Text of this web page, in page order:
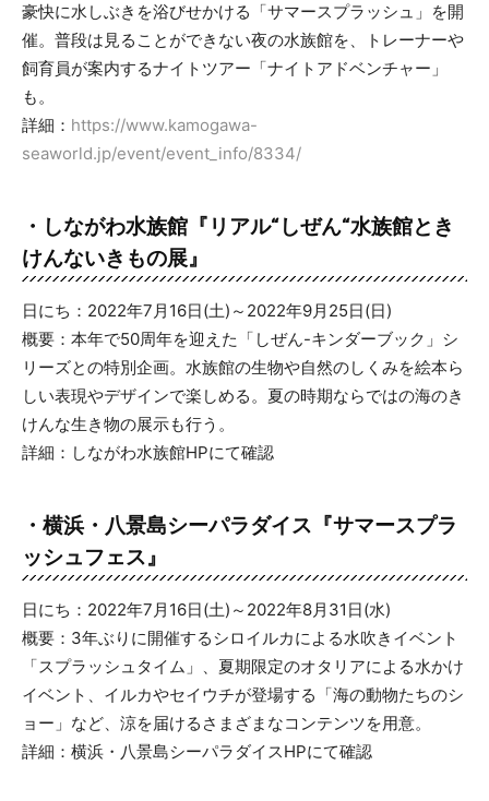
豪快に水しぶきを浴びせかける「サマースプラッシュ」を開
催。普段は見ることができない夜の水族館を、トレーナーや
飼育員が案内するナイトツアー「ナイトアドベンチャー」
も。
詳細： https://www.kamogawa-
seaworld.jp/event/event_info/8334/
・しながわ水族館 『 リアル“しぜん“水族館とき
けんないきもの展』
日にち：2022年7月16日(土)～2022年9月25日(日)
概要：本年で50周年を迎えた「しぜん-キンダーブック」シ
リーズとの特別企画。水族館の生物や自然のしくみを絵本ら
しい表現やデザインで楽しめる。夏の時期ならではの海のき
けんな生き物の展示も行う。
詳細：しながわ水族館HPにて確認
・横浜・八景島シーパラダイス 『サマースプラ
ッシュフェス』
日にち：2022年7月16日(土)～2022年8月31日(水)
概要：3年ぶりに開催するシロイルカによる水吹きイベント
「スプラッシュタイム」、夏期限定のオタリアによる水かけ
イベント、イルカやセイウチが登場する「海の動物たちのシ
ョー」など、涼を届けるさまざまなコンテンツを用意。
詳細：横浜・八景島シーパラダイスHPにて確認